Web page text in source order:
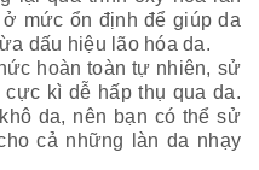
mức ổn định để giúp da
dấu hiệu lão hóa da.
hoàn toàn tự nhiên, sử
kì dễ hấp thụ qua da.
da, nên bạn có thể sử
cả những làn da nhạy